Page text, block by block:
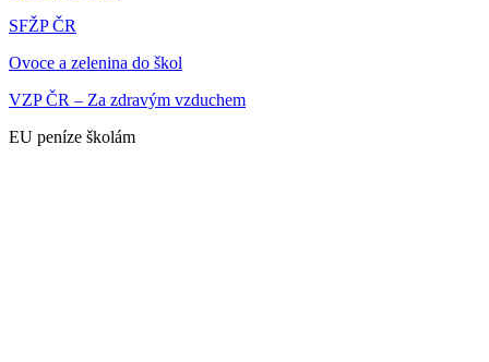
SFŽP ČR
Ovoce a zelenina do škol
VZP ČR – Za zdravým vzduchem
EU peníze školám